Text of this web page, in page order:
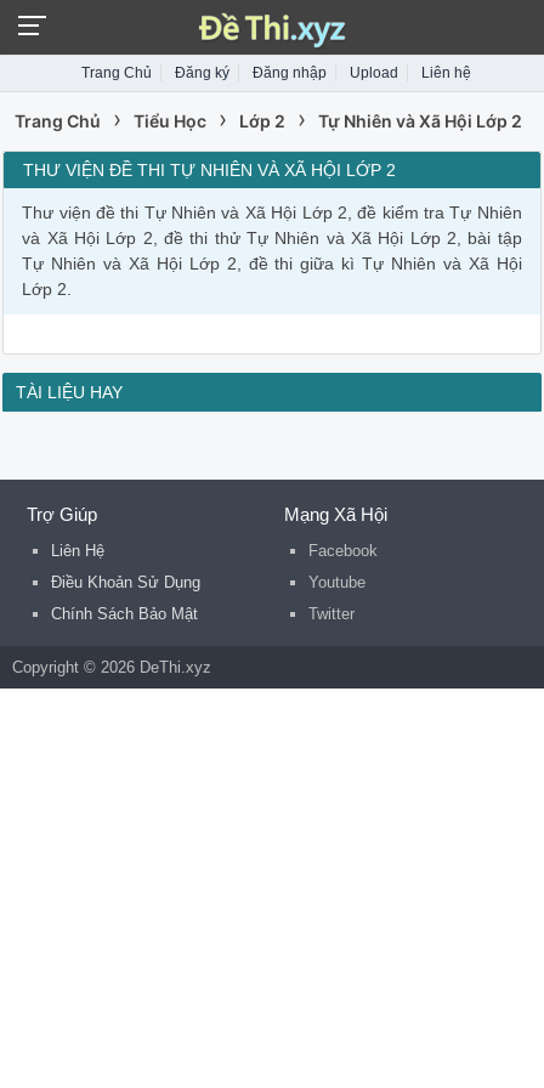
Trang Chủ Đăng ký Đăng nhập Upload Liên hệ
Trang Chủ › Tiểu Học › Lớp 2 › Tự Nhiên và Xã Hội Lớp 2
THƯ VIỆN ĐỀ THI TỰ NHIÊN VÀ XÃ HỘI LỚP 2
Thư viện đề thi Tự Nhiên và Xã Hội Lớp 2, đề kiểm tra Tự Nhiên
và Xã Hội Lớp 2, đề thi thử Tự Nhiên và Xã Hội Lớp 2, bài tập
Tự Nhiên và Xã Hội Lớp 2, đề thi giữa kì Tự Nhiên và Xã Hội
Lớp 2.
TÀI LIỆU HAY
Trợ Giúp
Liên Hệ
Điều Khoản Sử Dụng
Chính Sách Bảo Mật
Mạng Xã Hội
Facebook
Youtube
Twitter
Copyright © 2026 DeThi.xyz